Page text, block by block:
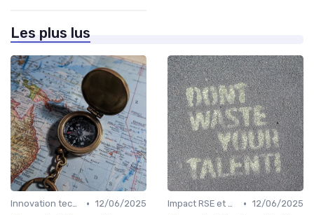
Les plus lus
Innovation technologique • 12/06/2025
Impact RSE et digital • 12/06/2025